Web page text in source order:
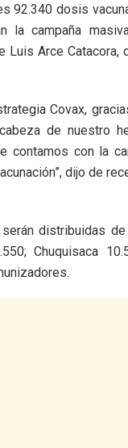
92.340 dosis
la campaña
Luis Arce
Covax,
de nuestro
contamos con la
dijo de
distribuidas
Chuquisaca